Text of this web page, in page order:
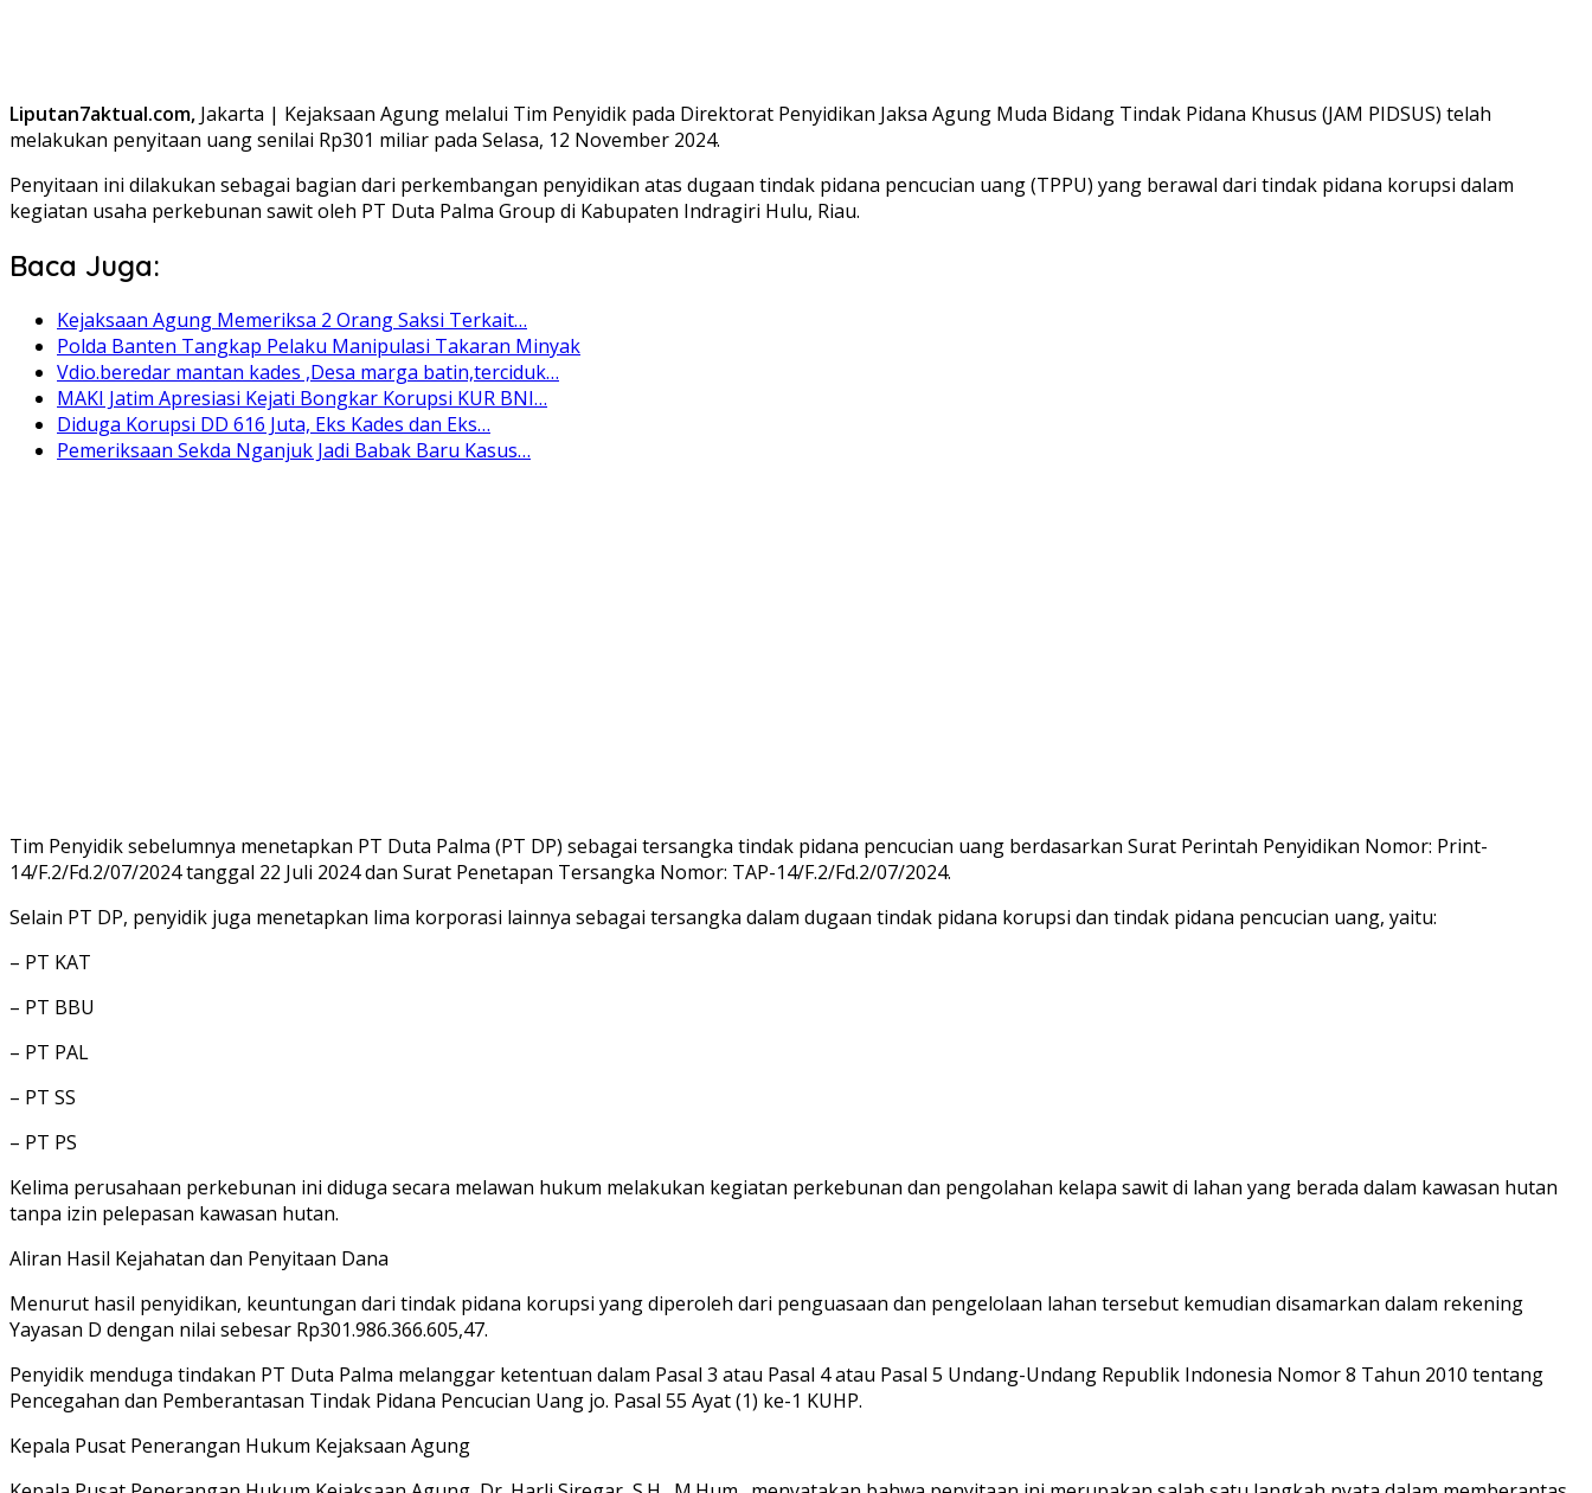
Liputan7aktual.com, Jakarta | Kejaksaan Agung melalui Tim Penyidik pada Direktorat Penyidikan Jaksa Agung Muda Bidang Tindak Pidana Khusus (JAM PIDSUS) telah
melakukan penyitaan uang senilai Rp301 miliar pada Selasa, 12 November 2024.
Penyitaan ini dilakukan sebagai bagian dari perkembangan penyidikan atas dugaan tindak pidana pencucian uang (TPPU) yang berawal dari tindak pidana korupsi dalam
kegiatan usaha perkebunan sawit oleh PT Duta Palma Group di Kabupaten Indragiri Hulu, Riau.
Baca Juga:
Kejaksaan Agung Memeriksa 2 Orang Saksi Terkait…
Polda Banten Tangkap Pelaku Manipulasi Takaran Minyak
Vdio.beredar mantan kades ,Desa marga batin,terciduk…
MAKI Jatim Apresiasi Kejati Bongkar Korupsi KUR BNI…
Diduga Korupsi DD 616 Juta, Eks Kades dan Eks…
Pemeriksaan Sekda Nganjuk Jadi Babak Baru Kasus…
Tim Penyidik sebelumnya menetapkan PT Duta Palma (PT DP) sebagai tersangka tindak pidana pencucian uang berdasarkan Surat Perintah Penyidikan Nomor: Print-
14/F.2/Fd.2/07/2024 tanggal 22 Juli 2024 dan Surat Penetapan Tersangka Nomor: TAP-14/F.2/Fd.2/07/2024.
Selain PT DP, penyidik juga menetapkan lima korporasi lainnya sebagai tersangka dalam dugaan tindak pidana korupsi dan tindak pidana pencucian uang, yaitu:
– PT KAT
– PT BBU
– PT PAL
– PT SS
– PT PS
Kelima perusahaan perkebunan ini diduga secara melawan hukum melakukan kegiatan perkebunan dan pengolahan kelapa sawit di lahan yang berada dalam kawasan hutan
tanpa izin pelepasan kawasan hutan.
Aliran Hasil Kejahatan dan Penyitaan Dana
Menurut hasil penyidikan, keuntungan dari tindak pidana korupsi yang diperoleh dari penguasaan dan pengelolaan lahan tersebut kemudian disamarkan dalam rekening
Yayasan D dengan nilai sebesar Rp301.986.366.605,47.
Penyidik menduga tindakan PT Duta Palma melanggar ketentuan dalam Pasal 3 atau Pasal 4 atau Pasal 5 Undang-Undang Republik Indonesia Nomor 8 Tahun 2010 tentang
Pencegahan dan Pemberantasan Tindak Pidana Pencucian Uang jo. Pasal 55 Ayat (1) ke-1 KUHP.
Kepala Pusat Penerangan Hukum Kejaksaan Agung